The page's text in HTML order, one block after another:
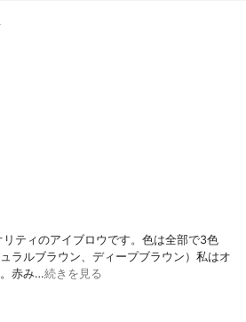
ティのアイブロウです。色は全部で3色
ラルブラウン、ディープブラウン）私はオ
赤み…続きを見る